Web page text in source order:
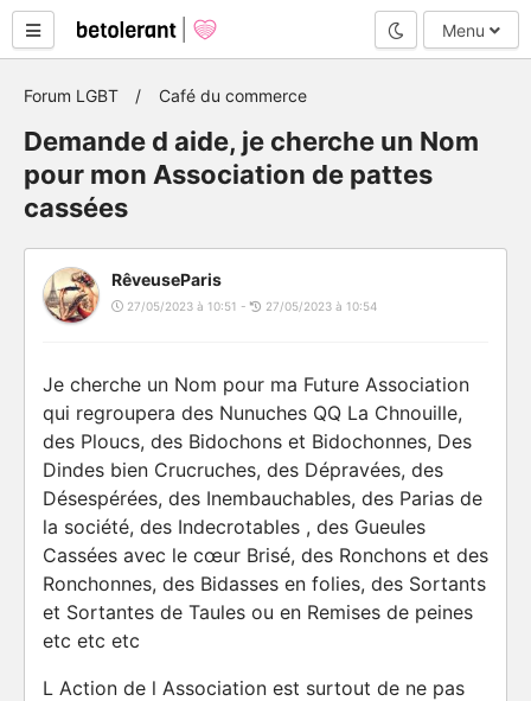
Mode nuit
Menu
Forum LGBT Café du commerce
Demande d aide, je cherche un Nom
pour mon Association de pattes
cassées
RêveuseParis
27/05/2023 à 10:51 - 27/05/2023 à 10:54
Je cherche un Nom pour ma Future Association
qui regroupera des Nunuches QQ La Chnouille,
des Ploucs, des Bidochons et Bidochonnes, Des
Dindes bien Crucruches, des Dépravées, des
Désespérées, des Inembauchables, des Parias de
la société, des Indecrotables , des Gueules
Cassées avec le cœur Brisé, des Ronchons et des
Ronchonnes, des Bidasses en folies, des Sortants
et Sortantes de Taules ou en Remises de peines
etc etc etc
L Action de l Association est surtout de ne pas